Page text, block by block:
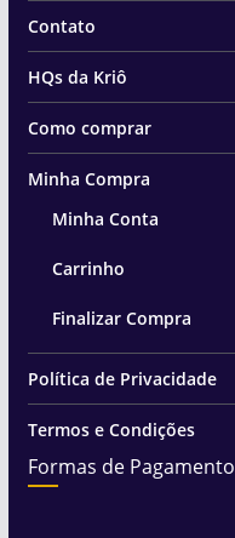
Contato
HQs da Kriô
Como comprar
Minha Compra
Minha Conta
Carrinho
Finalizar Compra
Política de Privacidade
Termos e Condições
Formas de Pagamento